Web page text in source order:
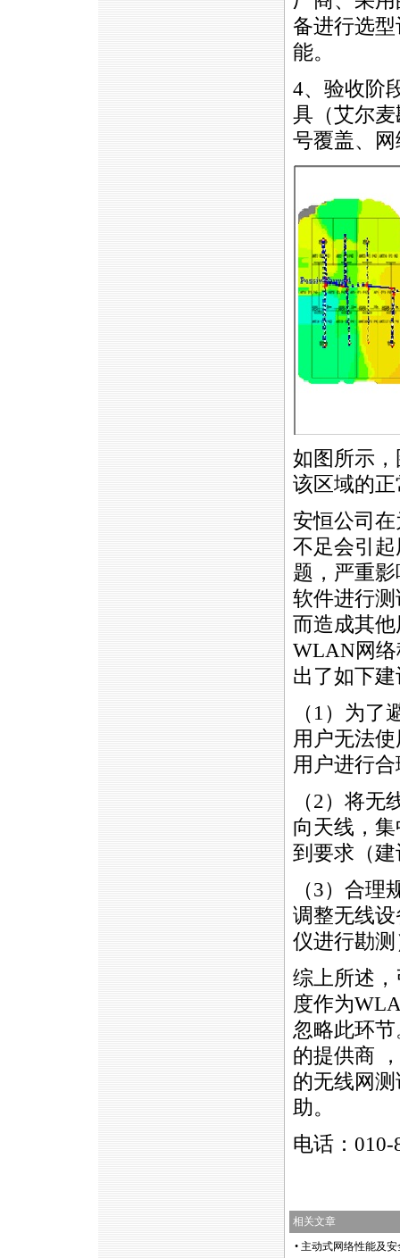
备进行选
能。
4、验收阶
具（艾尔
号覆盖、
如图所示
该区域的
安恒公司
不足会引
题，严重
软件进行
而造成其
WLAN网
出了如下建
（1）为
用户无法
用户进行
（2）将
向天线，
到要求（
（3）合
调整无线
仪进行勘
综上所述
度作为
忽略此环
的提供商
的无线网
助。
电话：
相关文章
• 主动式网络性能及